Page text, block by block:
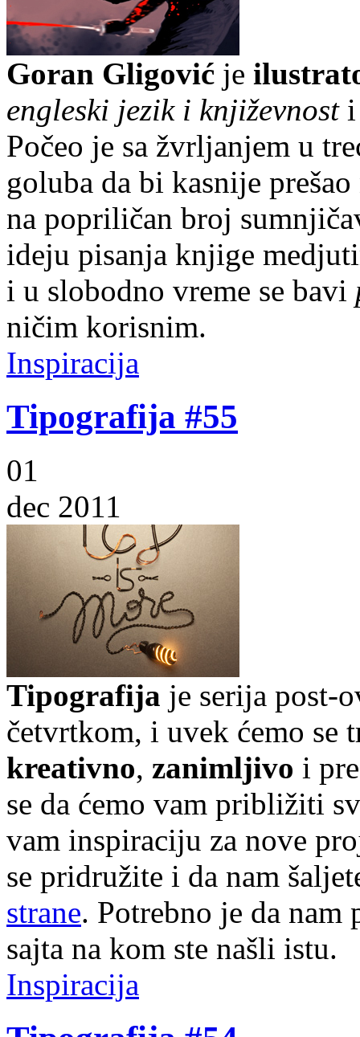
Goran Gligović je
engleski jezik i književnosti
Počeo je sa žvrljanjem u
goluba da bi kasnije
na popriličan broj
ideju pisanja knjige
i u slobodno vreme se bavi
ničim korisnim.
Inspiracija
Tipografija #55
01
dec 2011
Tipografija je serija post-
četvrtkom, i uvek ćemo se
kreativno, zanimljivo i
se da ćemo vam približiti
vam inspiraciju za nove
se pridružite i da nam
strane. Potrebno je da
sajta na kom ste našli istu.
Inspiracija